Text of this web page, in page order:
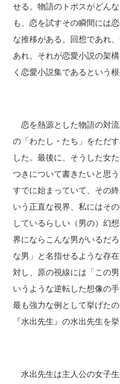
せる。物語のトポスがどん
も、恋を試すその瞬間には
な推移がある。回想であれ
あれ。それが恋愛小説の架
く恋愛小説集であるという根
恋を熱源とした物語の対
の「わたし・たち」をただ
した。最後に、そうした女
つきについて書きたいと思
すでに始まっていて、その
いう正直な視界、私にはそ
しているらしい（男の）幻
界にならこんな男がいるだ
な男」と名指せるような存
対し、原の視線には「この
いうような逆転した想像の
最も強力な例として挙げた
『水出先生』の水出先生を挙
水出先生は主人公の女子